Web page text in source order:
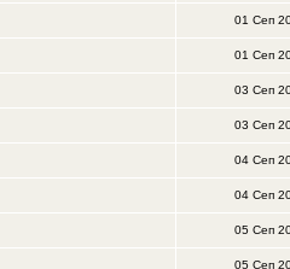
01 Сеп
01 Сеп
03 Сеп
03 Сеп
04 Сеп
04 Сеп
05 Сеп
05 Сеп